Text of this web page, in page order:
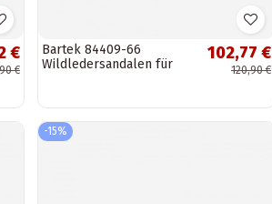
€
€
Bartek 84409-66
Wildledersandalen für
102,77 €
120,90 €
-15%